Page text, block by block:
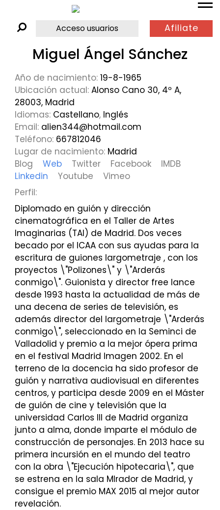
Acceso usuarios Afiliate
Miguel Ángel Sánchez
Año de nacimiento: 19-8-1965
Ubicación actual: Alonso Cano 30, 4º A,
28003, Madrid
Idiomas: Castellano, Inglés
Email: alien344@hotmail.com
Teléfono: 667812046
Lugar de nacimiento: Madrid
Blog
Web Twitter Facebook
IMDB
Linkedin
Youtube
Vimeo
Perfil:
Diplomado en guión y dirección
cinematográfica en el Taller de Artes
Imaginarias (TAI) de Madrid. Dos veces
becado por el ICAA con sus ayudas para la
escritura de guiones largometraje , con los
proyectos \"Polizones\" y \"Arderás
conmigo\". Guionista y director free lance
desde 1993 hasta la actualidad de más de
una decena de series de televisión, es
además director del largometraje \"Arderás
conmigo\", seleccionado en la Seminci de
Valladolid y premio a la mejor ópera prima
en el festival Madrid Imagen 2002. En el
terreno de la docencia ha sido profesor de
guión y narrativa audiovisual en diferentes
centros, y participa desde 2009 en el Máster
de guión de cine y televisión que la
universidad Carlos III de Madrid organiza
junto a alma, donde imparte el módulo de
construcción de personajes. En 2013 hace su
primera incursión en el mundo del teatro
con la obra \"Ejecución hipotecaria\", que
se estrena en la sala MIrador de Madrid, y
consigue el premio MAX 2015 al mejor autor
revelación.